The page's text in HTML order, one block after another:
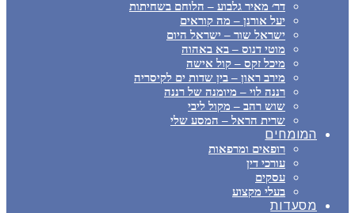
דר׳ מאיר גלבוע – הלוחם בשחיתות
יעל אורנן – מה קוראים
ישראל שור – ישראל היום
מוטי דנוס – בא באהוה
מיכל זקס – קול אישה
מירב ראון – בין שדות ים לקיסריה
רננה לוי – מיומנה של רננה
שוש רהב – מקול ליבי
שרית הראל – המסע שלי
המומחים
רופאים ומרפאות
עורכי דין
עסקים
בעלי מקצוע
מסעדות